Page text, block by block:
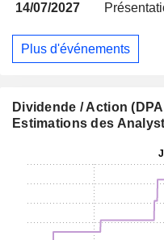
14/07/2027
Plus d'événements
Dividende / Action
Estimations des